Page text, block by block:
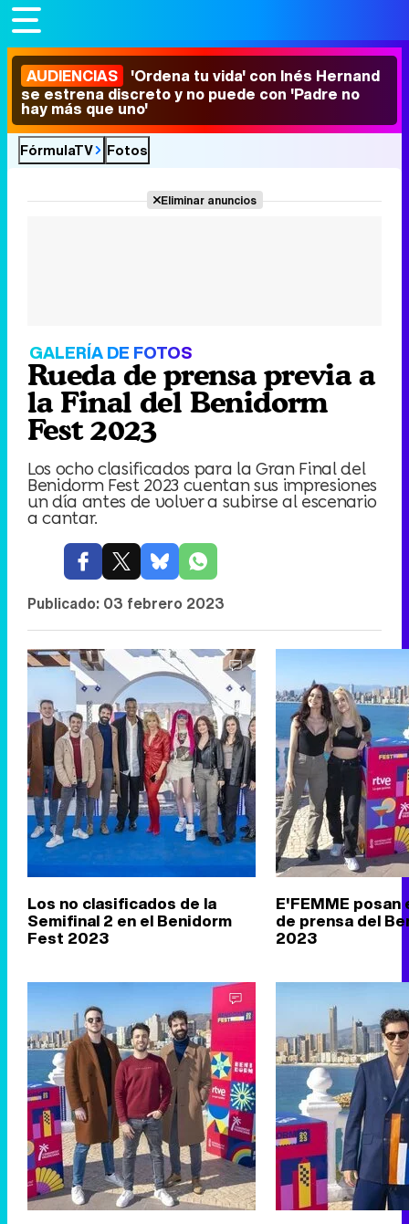
AUDIENCIAS 'Ordena tu vida' con Inés Hernand
se estrena discreto y no puede con 'Padre no
hay más que uno'
FórmulaTV Fotos
Eliminar anuncios
GALERÍA DE FOTOS
Rueda de prensa previa a
la Final del Benidorm
Fest 2023
Los ocho clasificados para la Gran Final del
Benidorm Fest 2023 cuentan sus impresiones
un día antes de volver a subirse al escenario
a cantar.
Publicado: 03 febrero 2023
Los no clasificados de la
Semifinal 2 en el Benidorm
Fest 2023
E'FEMME posan
de prensa del
2023